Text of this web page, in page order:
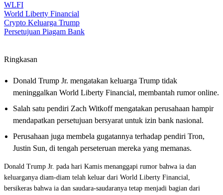
WLFI
World Liberty Financial
Crypto Keluarga Trump
Persetujuan Piagam Bank
Ringkasan
Donald Trump Jr. mengatakan keluarga Trump tidak
meninggalkan World Liberty Financial, membantah rumor online.
Salah satu pendiri Zach Witkoff mengatakan perusahaan hampir
mendapatkan persetujuan bersyarat untuk izin bank nasional.
Perusahaan juga membela gugatannya terhadap pendiri Tron,
Justin Sun, di tengah perseteruan mereka yang memanas.
Donald Trump Jr. pada hari Kamis menanggapi rumor bahwa ia dan
keluarganya diam-diam telah keluar dari World Liberty Financial,
bersikeras bahwa ia dan saudara-saudaranya tetap menjadi bagian dari